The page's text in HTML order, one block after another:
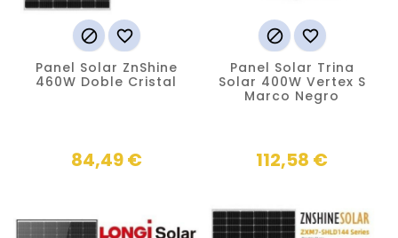
 
Panel Solar ZnShine
460W Doble Cristal
84,49 €
 
Panel Solar Trina
Solar 400W Vertex S
Marco Negro
112,58 €